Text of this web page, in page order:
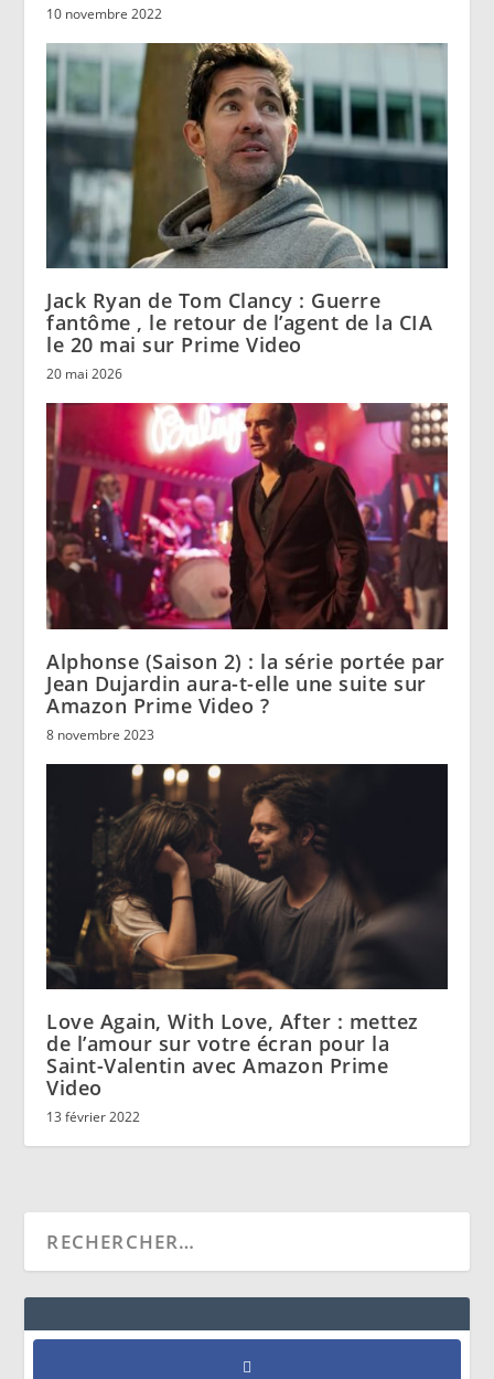
10 novembre 2022
Jack Ryan de Tom Clancy : Guerre
fantôme , le retour de l’agent de la CIA
le 20 mai sur Prime Video
20 mai 2026
Alphonse (Saison 2) : la série portée par
Jean Dujardin aura-t-elle une suite sur
Amazon Prime Video ?
8 novembre 2023
Love Again, With Love, After : mettez
de l’amour sur votre écran pour la
Saint-Valentin avec Amazon Prime
Video
13 février 2022